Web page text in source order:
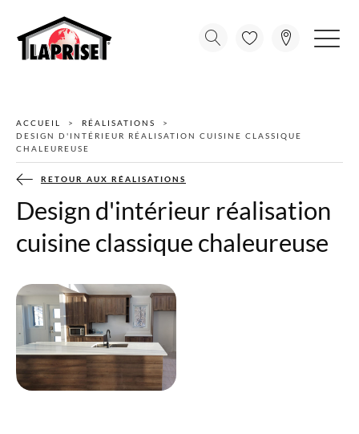
ACCUEIL
RÉALISATIONS
DESIGN D'INTÉRIEUR RÉALISATION CUISINE CLASSIQUE
CHALEUREUSE
RETOUR AUX RÉALISATIONS
Design d'intérieur réalisation
cuisine classique chaleureuse